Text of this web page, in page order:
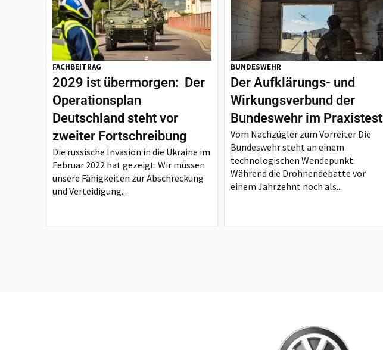
FACHBEITRAG
2029 ist übermorgen: Der
Operationsplan
Deutschland steht vor
zweiter Fortschreibung
Die russische Invasion in die Ukraine im
Februar 2022 hat gezeigt: Wir müssen
unsere Fähigkeiten zur Abschreckung
und Verteidigung...
BUNDESWEHR
Der Aufklärungs- und
Wirkungsverbund der
Bundeswehr im Praxistest
Vom Nachzügler zum Vorreiter Die
Bundeswehr steht an einem
technologischen Wendepunkt.
Während die Drohnendebatte vor
einem Jahrzehnt noch als...